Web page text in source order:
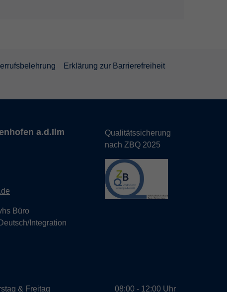
Erklärung zur Barrierefreiheit
a.d.Ilm
Büro
Integration
Qualitätssicherung
nach ZBQ 2025
& Freitag 08:00 - 12:00 Uhr